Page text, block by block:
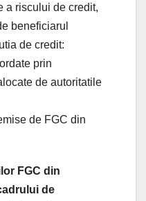
a riscului de credit,
beneficiarul
de credit:
prin
de autoritatile
de FGC din
FGC din
de